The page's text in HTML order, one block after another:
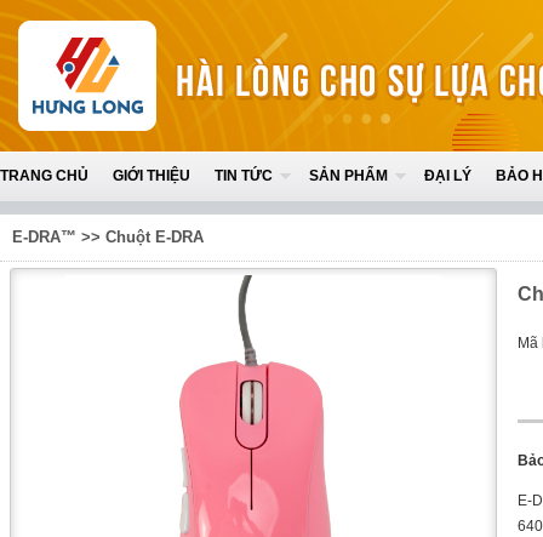
TRANG CHỦ GIỚI THIỆU TIN TỨC SẢN PHẨM ĐẠI LÝ BẢO
E-DRA™ >> Chuột E-DRA
Mã
E-